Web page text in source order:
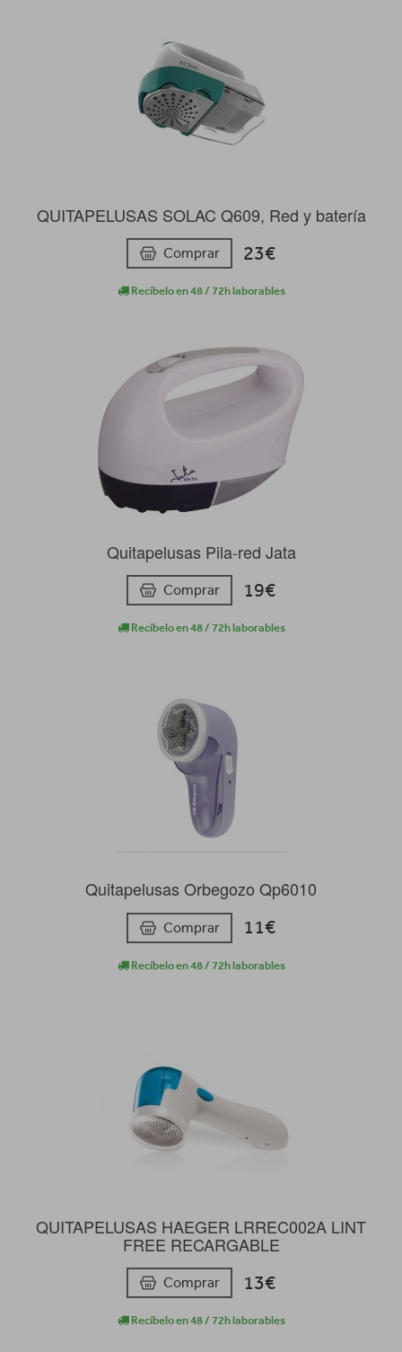
QUITAPELUSAS SOLAC Q609, Red y batería
Comprar 23€
Recíbelo en 48 / 72h laborables
Quitapelusas Pila-red Jata
Comprar 19€
Recíbelo en 48 / 72h laborables
Quitapelusas Orbegozo Qp6010
Comprar 11€
Recíbelo en 48 / 72h laborables
QUITAPELUSAS HAEGER LRREC002A LINT
FREE RECARGABLE
Comprar 13€
Recíbelo en 48 / 72h laborables